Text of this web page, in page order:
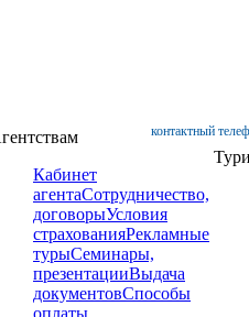
контактный
Кабинет
агентаСотрудничество,
договорыУсловия
страхованияРекламные
турыСеминары,
презентацииВыдача
документовСпособы
оплаты